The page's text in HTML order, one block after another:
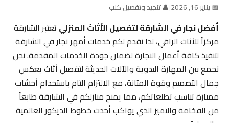
📅 يناير 16, 2026 |👤 تنجيد وتفصيل كنب
أفضل نجار في الشارقة لتفصيل الأثاث المنزليتعتبر الشارقة
مركزاً للأثاث الراقي، لذا نقدم لكم خدمات أمهر نجار في الشارقة
لتنفيذ كافة أعمال النجارة لضمان جودة الخدمات المقدمة. نحن
نجمع بين المهارة اليدوية والآلات الحديثة لتفصيل أثاث يعكس
جمال التصميم وقوة المتانة، مع الالتزام التام باستخدام أخشاب
ممتازة تناسب تطلعاتكم، مما يمنح منازلكم في الشارقة طابعاً
من الفخامة والتميز الذي يواكب أحدث خطوط الديكور العالمية